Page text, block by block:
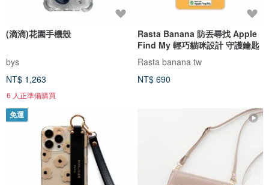
(滴滴)花園手機殼
bys
NT$ 1,263
6 人正準備購買
Rasta Banana 防丟尋找 Apple
Find My 輕巧貓咪設計 守護鑰匙
Rasta banana tw
NT$ 690
免運